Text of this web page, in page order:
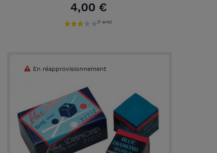
4,00 €
En réapprovisionnement